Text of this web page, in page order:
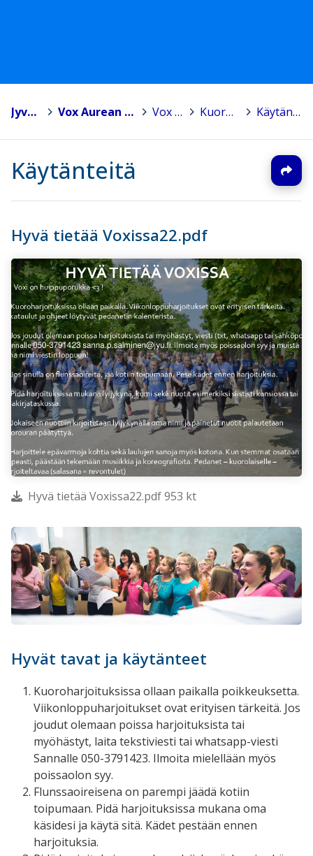
Jyväskylä > Vox Aurean kuoroperhe Vox Aurea > Kuorolaiselle > Käytänteitä
Käytänteitä
Hyvä tietää Voxissa22.pdf
Hyvä tietää Voxissa22.pdf 953 kt
Hyvät tavat ja käytänteet
Kuoroharjoituksissa ollaan paikalla poikkeuksetta.
Viikonloppuharjoitukset ovat erityisen tärkeitä. Jos
joudut olemaan poissa harjoituksista tai
myöhästyt, laita tekstiviesti tai whatsapp-viesti
Sannalle 050-3791423. Ilmoita mielellään myös
poissaolon syy.
Flunssaoireisena on parempi jäädä kotiin
toipumaan. Pidä harjoituksissa mukana oma
käsidesi ja käytä sitä. Kädet pestään ennen
harjoituksia.